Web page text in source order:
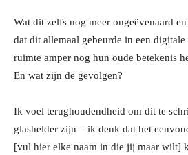
Wat dit zelfs nog meer ongeëvenaard
dat dit allemaal gebeurde in een
ruimte amper nog hun oude betekenis
En wat zijn de gevolgen?
Ik voel terughoudendheid om dit te
glashelder zijn – ik denk dat het
[vul hier elke naam in die jij maar wilt]